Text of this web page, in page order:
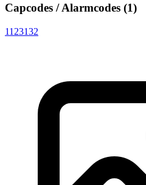
Capcodes / Alarmcodes (1)
1123132